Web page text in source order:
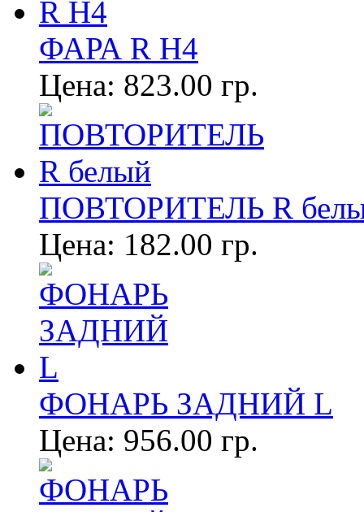
ФАРА R Н4
Цена: 823.00 гр.
ПОВТОРИТЕЛЬ R
Цена: 182.00 гр.
ФОНАРЬ ЗАДНИЙ L
Цена: 956.00 гр.